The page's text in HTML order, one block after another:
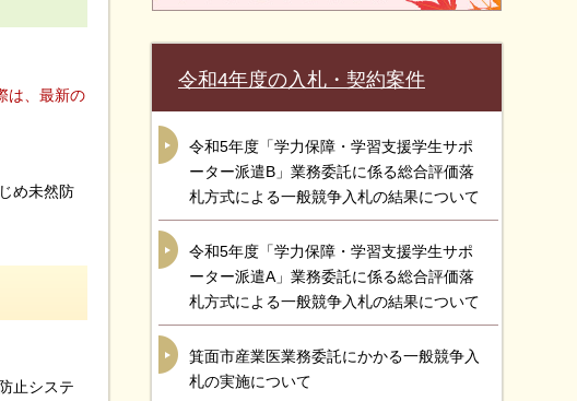
は、最新の
め未然防
止システ
令和4年度の入札・契約案件
令和5年度「学力保障・学習支援学生サポ
ーター派遣B」業務委託に係る総合評価落
札方式による一般競争入札の結果について
令和5年度「学力保障・学習支援学生サポ
ーター派遣A」業務委託に係る総合評価落
札方式による一般競争入札の結果について
箕面市産業医業務委託にかかる一般競争入
札の実施について